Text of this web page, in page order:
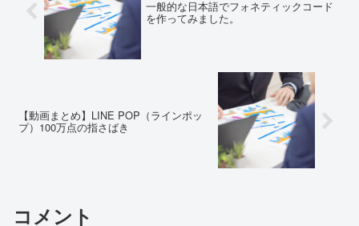
一般的な日本語でフォネティックコード
を作ってみました。
【動画まとめ】LINE POP（ラインポッ
プ）100万点の指さばき
コメント